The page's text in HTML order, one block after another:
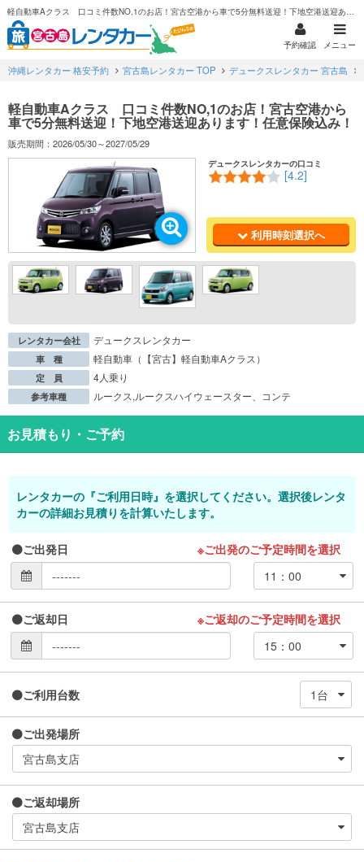
軽自動車Aクラス 口コミ件数NO,1のお店！宮古空港から車で5分無料送迎！下地空港送迎あります！任意保険込み！
予約確認 メニュー
沖縄レンタカー 格安予約 宮古島レンタカー TOP デュークスレンタカー 宮古島
軽自動車Aクラス 口コミ件数NO,1のお店！宮古空港から
車で5分無料送迎！下地空港送迎あります！任意保険込み！
販売期間：2026/05/30～2027/05/29
デュークスレンタカーの口コミ
[4.2]
利用時刻選択へ
レンタカー会社 デュークスレンタカー
車 種 軽自動車（【宮古】軽自動車Aクラス）
定 員 4人乗り
参考車種 ルークス,ルークスハイウェースター、コンテ
お見積もり・ご予約
レンタカーの『ご利用日時』を選択してください。選択後レンタ
カーの詳細お見積りを計算いたします。
ご出発日 ※ご出発のご予定時間を選択
ご返却日 ※ご返却のご予定時間を選択
ご利用台数
ご出発場所
ご返却場所